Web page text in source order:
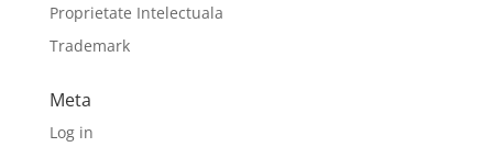
Proprietate Intelectuala
Trademark
Meta
Log in